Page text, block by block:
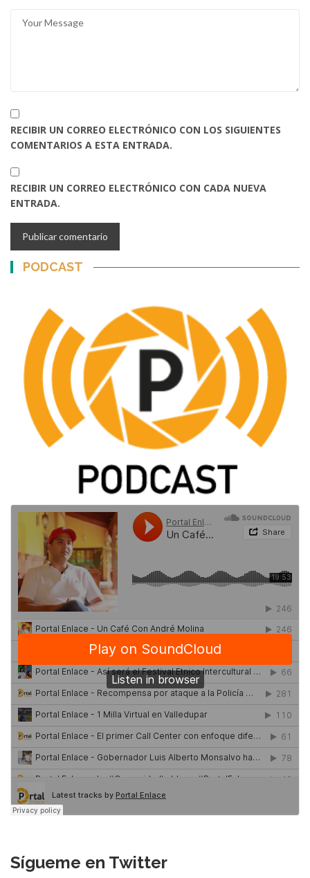
RECIBIR UN CORREO ELECTRÓNICO CON LOS SIGUIENTES
COMENTARIOS A ESTA ENTRADA.
RECIBIR UN CORREO ELECTRÓNICO CON CADA NUEVA
ENTRADA.
PODCAST
Sígueme en Twitter